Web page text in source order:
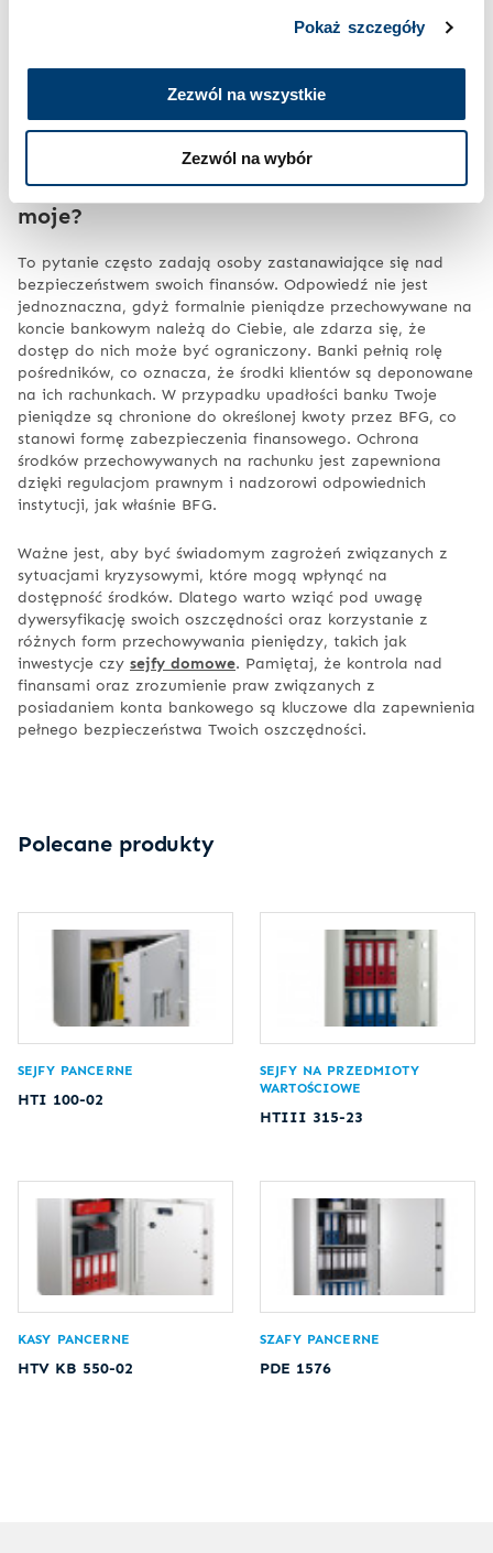
Pokaż szczegóły
Zezwól na wszystkie
Zezwól na wybór
Najczęściej zadawane pytania
(FAQ)
Czy pieniądze na koncie bankowym są
moje?
To pytanie często zadają osoby zastanawiające się nad
bezpieczeństwem swoich finansów. Odpowiedź nie jest
jednoznaczna, gdyż formalnie pieniądze przechowywane na
koncie bankowym należą do Ciebie, ale zdarza się, że
dostęp do nich może być ograniczony. Banki pełnią rolę
pośredników, co oznacza, że środki klientów są deponowane
na ich rachunkach. W przypadku upadłości banku Twoje
pieniądze są chronione do określonej kwoty przez BFG, co
stanowi formę zabezpieczenia finansowego. Ochrona
środków przechowywanych na rachunku jest zapewniona
dzięki regulacjom prawnym i nadzorowi odpowiednich
instytucji, jak właśnie BFG.
Ważne jest, aby być świadomym zagrożeń związanych z
sytuacjami kryzysowymi, które mogą wpłynąć na
dostępność środków. Dlatego warto wziąć pod uwagę
dywersyfikację swoich oszczędności oraz korzystanie z
różnych form przechowywania pieniędzy, takich jak
inwestycje czy sejfy domowe. Pamiętaj, że kontrola nad
finansami oraz zrozumienie praw związanych z
posiadaniem konta bankowego są kluczowe dla zapewnienia
pełnego bezpieczeństwa Twoich oszczędności.
Polecane produkty
SEJFY PANCERNE
HTI 100-02
SEJFY NA PRZEDMIOTY
WARTOŚCIOWE
HTIII 315-23
KASY PANCERNE
HTV KB 550-02
SZAFY PANCERNE
PDE 1576